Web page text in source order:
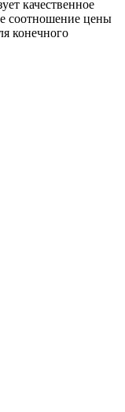
качественное
соотношение цены
конечного